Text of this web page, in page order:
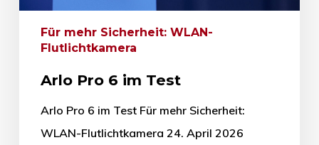
Für mehr Sicherheit: WLAN-
Flutlichtkamera
Arlo Pro 6 im Test
Arlo Pro 6 im Test Für mehr Sicherheit:
WLAN-Flutlichtkamera 24. April 2026